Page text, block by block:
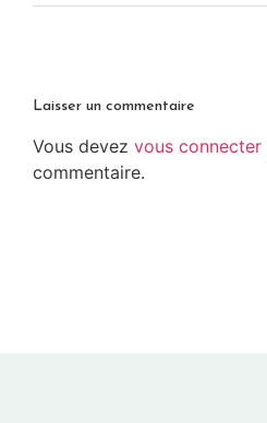
Laisser un commentaire
Vous devez vous connecter
commentaire.